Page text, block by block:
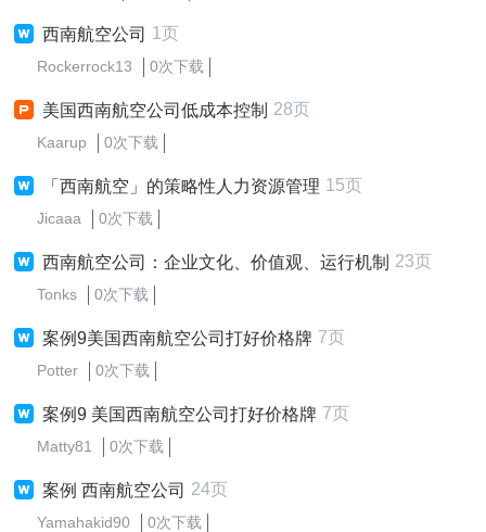
西南航空公司 1页
Rockerrock13 0次下载
美国西南航空公司低成本控制 28页
Kaarup 0次下载
「西南航空」的策略性人力资源管理 15页
Jicaaa 0次下载
西南航空公司：企业文化、价值观、运行机制 23页
Tonks 0次下载
案例9美国西南航空公司打好价格牌 7页
Potter 0次下载
案例9 美国西南航空公司打好价格牌 7页
Matty81 0次下载
案例 西南航空公司 24页
Yamahakid90 0次下载